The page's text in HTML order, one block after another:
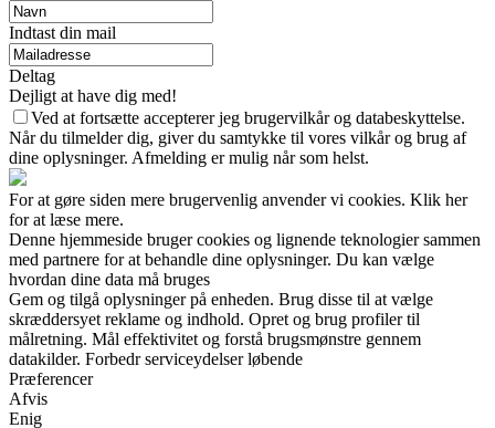
Indtast din mail
Deltag
Dejligt at have dig med!
Ved at fortsætte accepterer jeg brugervilkår og databeskyttelse.
Når du tilmelder dig, giver du samtykke til vores vilkår og brug af
dine oplysninger. Afmelding er mulig når som helst.
For at gøre siden mere brugervenlig anvender vi cookies. Klik her
for at læse mere.
Denne hjemmeside bruger cookies og lignende teknologier sammen
med partnere for at behandle dine oplysninger. Du kan vælge
hvordan dine data må bruges
Gem og tilgå oplysninger på enheden. Brug disse til at vælge
skræddersyet reklame og indhold. Opret og brug profiler til
målretning. Mål effektivitet og forstå brugsmønstre gennem
datakilder. Forbedr serviceydelser løbende
Præferencer
Afvis
Enig